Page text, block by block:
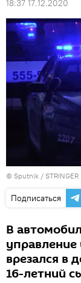
18:37 17.12.2020
© Sputnik / STRINGER
Подписаться
В
врезался в
16-летний